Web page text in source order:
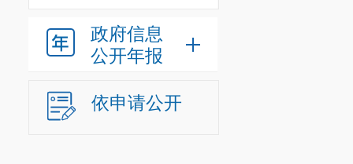
政府信息
公开年报
依申请公开